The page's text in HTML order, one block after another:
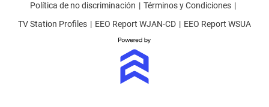
Política de no discriminación
Términos y Condiciones
TV Station Profiles
EEO Report WJAN-CD EEO Report WSUA